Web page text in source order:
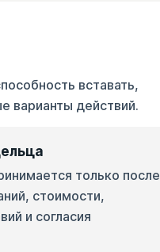
вставать,
варианты действий.
только после
стоимости,
и согласия